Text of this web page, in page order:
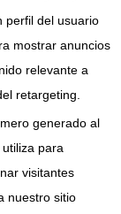
perfil del usuario
mostrar anuncios
relevante a
retargeting.
generado al
para
visitantes
nuestro sitio